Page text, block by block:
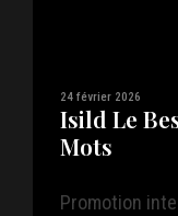
24 février 2026
Isild Le
Mots
Promotion